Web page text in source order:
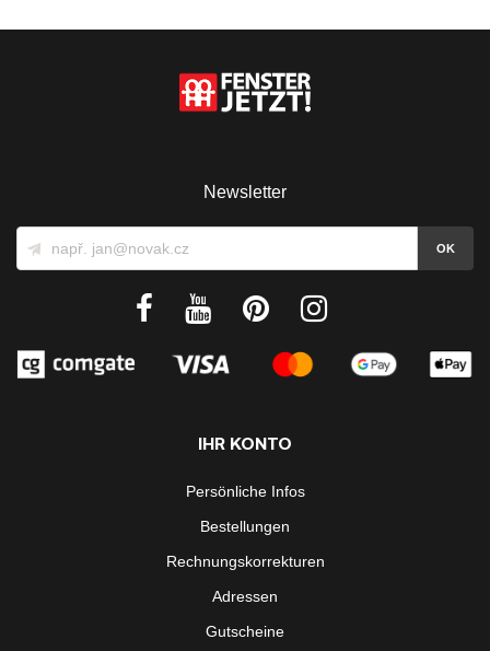
Newsletter
IHR KONTO
Persönliche Infos
Bestellungen
Rechnungskorrekturen
Adressen
Gutscheine